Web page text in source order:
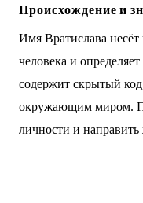
Происхождение и
Имя Вратислава
человека и
содержит скрытый
окружающим миром.
личности и